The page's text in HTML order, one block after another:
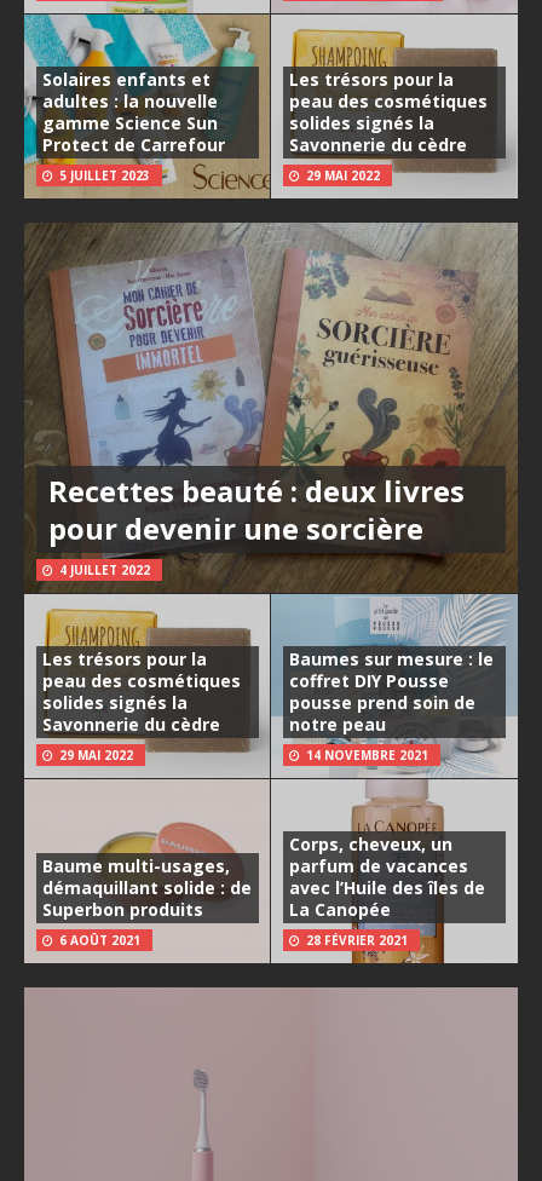
Solaires enfants et
adultes : la nouvelle
gamme Science Sun
Protect de Carrefour
5 JUILLET 2023
Les trésors pour la
peau des cosmétiques
solides signés la
Savonnerie du cèdre
29 MAI 2022
Recettes beauté : deux livres
pour devenir une sorcière
4 JUILLET 2022
Les trésors pour la
peau des cosmétiques
solides signés la
Savonnerie du cèdre
29 MAI 2022
Baumes sur mesure : le
coffret DIY Pousse
pousse prend soin de
notre peau
14 NOVEMBRE 2021
Baume multi-usages,
démaquillant solide : de
Superbon produits
6 AOÛT 2021
Corps, cheveux, un
parfum de vacances
avec l’Huile des îles de
La Canopée
28 FÉVRIER 2021